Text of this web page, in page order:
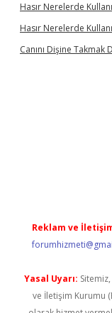
Hasır Nerelerde
Hasır Nerelerde
Canını Dişine Takmak
Reklam ve
Yasal Uyarı:
ve İletişim Kurumu